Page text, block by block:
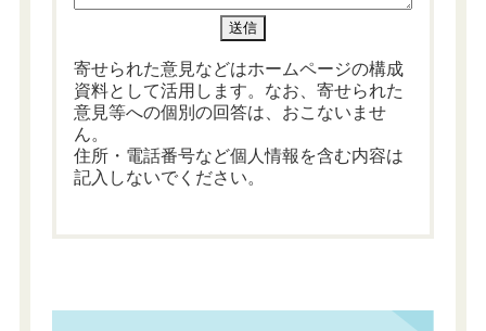
寄せられた意見などはホームページの構成
資料として活用します。なお、寄せられた
意見等への個別の回答は、おこないませ
ん。
住所・電話番号など個人情報を含む内容は
記入しないでください。